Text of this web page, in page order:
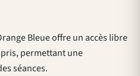
Bleue offre un accès libre
permettant une
séances.